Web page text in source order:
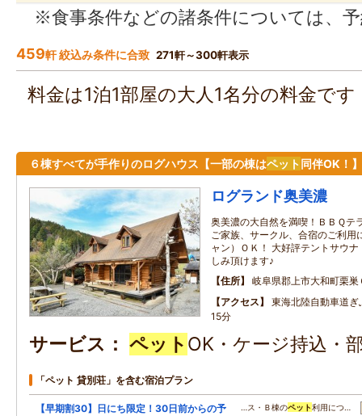
※食事条件などの諸条件については、
459軒 絞込み条件に合致 271軒～300軒表示
料金は1泊1部屋の大人1名分の料金で
６棟すべてが手作りのログハウス【一部の棟はペット同伴OK！】
ログランド奥美濃
奥美濃の大自然を満喫！ＢＢＱテ
ご家族、サークル、合宿のご利用
ャン）ＯＫ！ 大好評テントサウ
しみ頂けます♪
住所
岐阜県郡上市大和町栗巣
アクセス
東海北陸自動車道
15分
サービス ペット OK・ケージ持込・
「ペット 貸別荘」を含む宿泊プラン
【早期割30】日にち限定！30日前からの予
…ス・Ｂ棟のペット利用につ…